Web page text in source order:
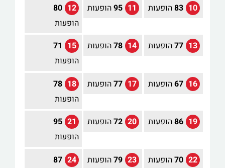
10
83הופעות 11
95הופעות 12
80
הופעות
13
77הופעות 14
78הופעות 15
71
הופעות
16
67הופעות 17
77הופעות 18
78
הופעות
19
86הופעות 20
72הופעות 21
95
הופעות
22
70הופעות 23
79הופעות 24
87